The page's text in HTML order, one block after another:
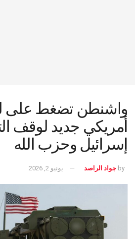
واشنطن تضغط على
أمريكي جديد لوقف
إسرائيل وحزب الله
by جواد الراصد يونيو 2, 2026